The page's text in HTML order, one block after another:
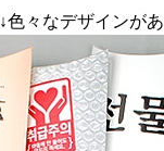
↓色々なデザインが